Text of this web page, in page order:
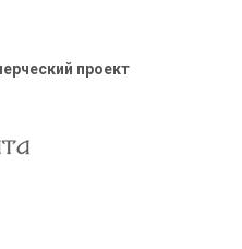
проект